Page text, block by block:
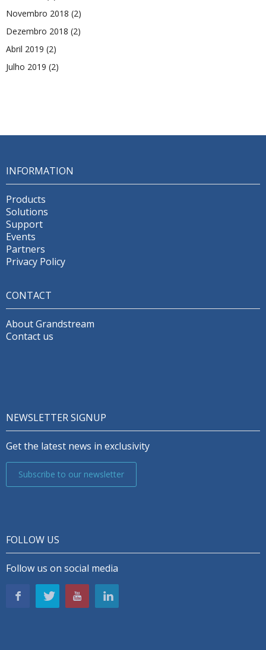
Novembro 2018 (2)
Dezembro 2018 (2)
Abril 2019 (2)
Julho 2019 (2)
INFORMATION
Products
Solutions
Support
Events
Partners
Privacy Policy
CONTACT
About Grandstream
Contact us
NEWSLETTER SIGNUP
Get the latest news in exclusivity
Subscribe to our newsletter
FOLLOW US
Follow us on social media